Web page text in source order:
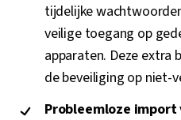
tijdelijke
veilige toegang op
apparaten. Deze extra
de beveiliging op niet-
Probleemloze